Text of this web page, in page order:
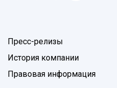
Пресс-релизы
История компании
Правовая информация